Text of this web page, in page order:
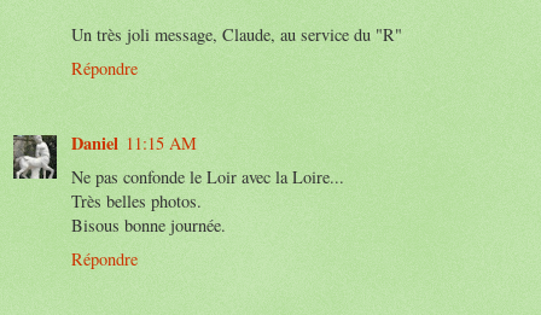
Un très joli message, Claude, au service du "R"
Répondre
Daniel 11:15 AM
Ne pas confonde le Loir avec la Loire...
Très belles photos.
Bisous bonne journée.
Répondre